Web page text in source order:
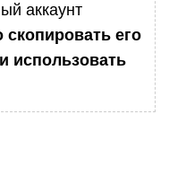
аккаунт
его
использовать